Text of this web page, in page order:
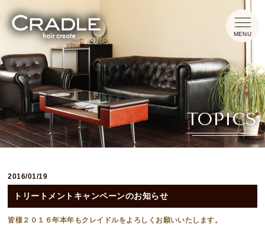
TOPICS
2016/01/19
トリートメントキャンペーンのお知らせ
皆様２０１６年本年もクレイドルをよろしくお願いいたします。
HOME
CONCEPT
INFORMATION